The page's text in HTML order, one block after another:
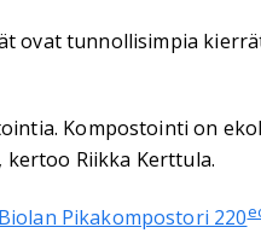
ovat tunnollisimpia
Kompostointi on
Riikka Kerttula.
Pikakompostori 220